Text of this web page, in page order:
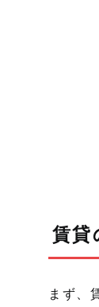
賃貸
まず、